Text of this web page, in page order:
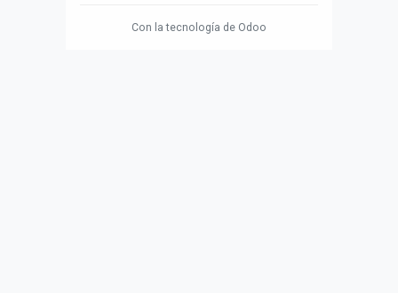
Con la tecnología de Odoo